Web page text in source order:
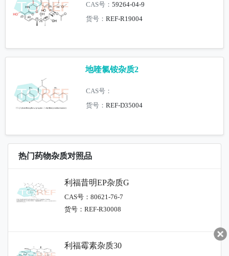
CAS号：59264-04-9
货号：REF-R19004
地喹氯铵杂质2
CAS号：
货号：REF-D35004
热门药物杂质对照品
利福昔明EP杂质G
CAS号：80621-76-7
货号：REF-R30008
利福霉素杂质30